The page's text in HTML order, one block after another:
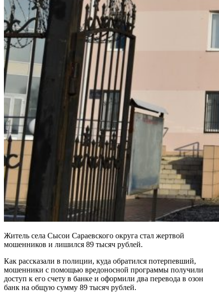
Житель села Сысои Сараевского округа стал жертвой
мошенников и лишился 89 тысяч рублей.
Как рассказали в полиции, куда обратился потерпевший,
мошенники с помощью вредоносной программы получили
доступ к его счету в банке и оформили два перевода в озон
банк на общую сумму 89 тысяч рублей.